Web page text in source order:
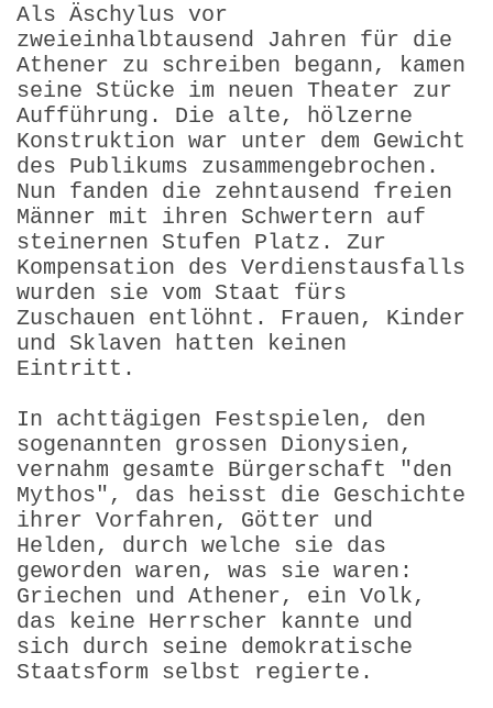
Als Äschylus vor
zweieinhalbtausend Jahren für die
Athener zu schreiben begann, kamen
seine Stücke im neuen Theater zur
Aufführung. Die alte, hölzerne
Konstruktion war unter dem Gewicht
des Publikums zusammengebrochen.
Nun fanden die zehntausend freien
Männer mit ihren Schwertern auf
steinernen Stufen Platz. Zur
Kompensation des Verdienstausfalls
wurden sie vom Staat fürs
Zuschauen entlöhnt. Frauen, Kinder
und Sklaven hatten keinen
Eintritt.
In achttägigen Festspielen, den
sogenannten grossen Dionysien,
vernahm gesamte Bürgerschaft "den
Mythos", das heisst die Geschichte
ihrer Vorfahren, Götter und
Helden, durch welche sie das
geworden waren, was sie waren:
Griechen und Athener, ein Volk,
das keine Herrscher kannte und
sich durch seine demokratische
Staatsform selbst regierte.